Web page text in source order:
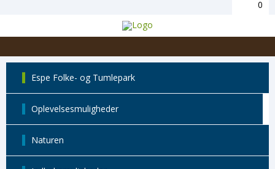
0
Espe Folke- og Tumlepark
Oplevelsesmuligheder
Naturen